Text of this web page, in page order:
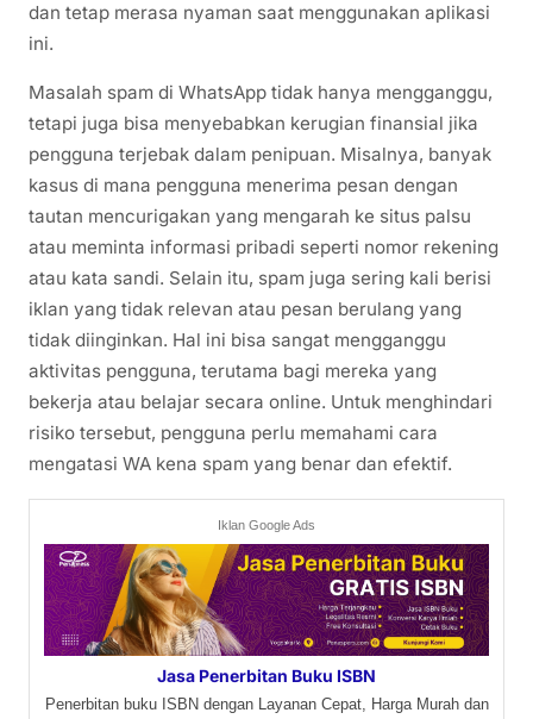
dan tetap merasa nyaman saat menggunakan aplikasi
ini.
Masalah spam di WhatsApp tidak hanya mengganggu,
tetapi juga bisa menyebabkan kerugian finansial jika
pengguna terjebak dalam penipuan. Misalnya, banyak
kasus di mana pengguna menerima pesan dengan
tautan mencurigakan yang mengarah ke situs palsu
atau meminta informasi pribadi seperti nomor rekening
atau kata sandi. Selain itu, spam juga sering kali berisi
iklan yang tidak relevan atau pesan berulang yang
tidak diinginkan. Hal ini bisa sangat mengganggu
aktivitas pengguna, terutama bagi mereka yang
bekerja atau belajar secara online. Untuk menghindari
risiko tersebut, pengguna perlu memahami cara
mengatasi WA kena spam yang benar dan efektif.
Iklan Google Ads
Jasa Penerbitan Buku ISBN
Penerbitan buku ISBN dengan Layanan Cepat, Harga Murah dan